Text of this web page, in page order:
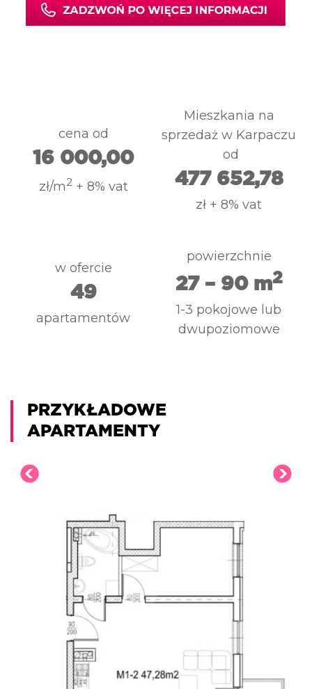
cena od
16 000,00
zł/m2+ 8% vat
Mieszkania na
sprzedaż w Karpaczu
od
477 652,78
zł + 8% vat
w ofercie
49
apartamentów
powierzchnie
27 – 90 m2
1-3 pokojowe lub
dwupoziomowe
PRZYKŁADOWE
APARTAMENTY